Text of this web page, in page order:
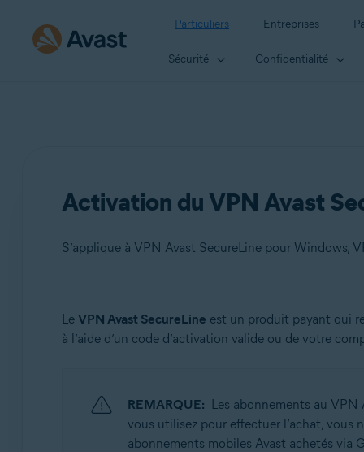
Particuliers Entreprises
Sécurité Confidentialité
Activation du VPN Avast
Produits:
VPN Avast SecureLine 5.x pour Windows
VPN Avast SecureLine 6.x pour iOS
Systèmes d'exploitation:
Le VPN Avast SecureLine est un produit payant qui
à l’aide d’un code d’activation valide ou de votre
REMARQUE: Les abonnements au
vous utilisez pour effectuer l’achat, vous
abonnements mobiles Avast achetés via